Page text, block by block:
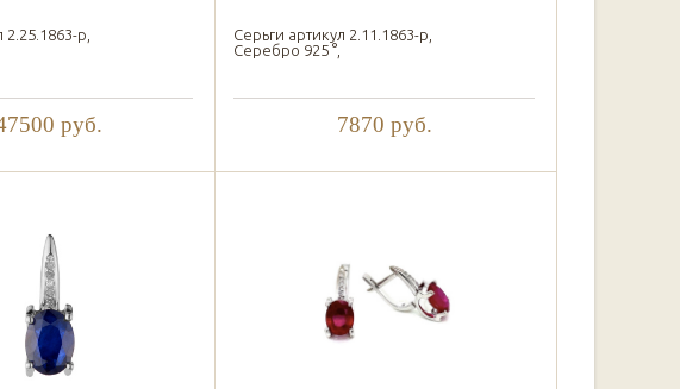
2.25.1863-р,
руб.
Серьги артикул 2.11.1863-р,
Серебро 925 °,
7870 руб.